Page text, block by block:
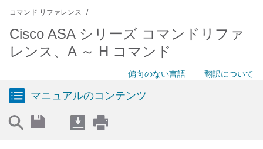
コマンド リファレンス
Cisco ASA シリーズ コマンドリファ
レンス、A ～ H コマンド
偏向のない言語 翻訳について
マニュアルのコンテンツ